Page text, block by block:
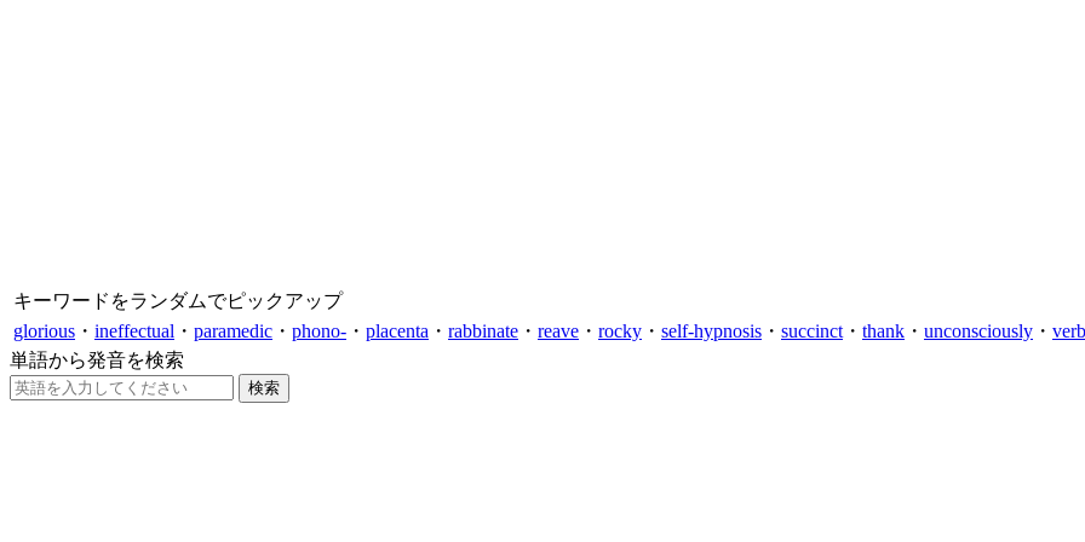
キーワードをランダムでピックアップ
glorious ・ ineffectual ・ paramedic ・ phono- ・ placenta ・ rabbinate ・ reave ・ rocky ・ self-hypnosis ・ succinct ・ thank ・ unconsciously ・
単語から発音を検索